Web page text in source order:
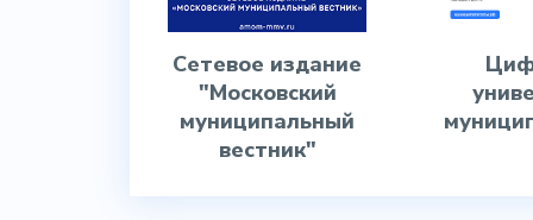
Сетевое издание
"Московский
муниципальный
вестник"